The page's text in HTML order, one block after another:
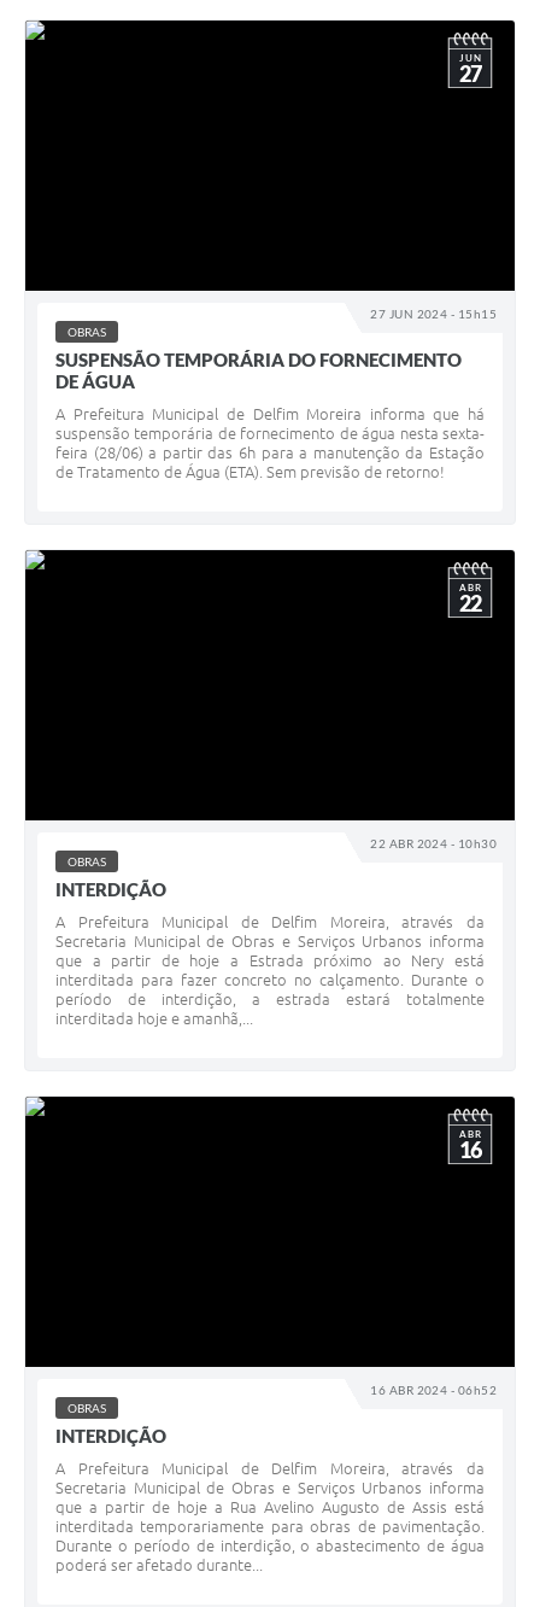
27 JUN 2024 - 15h15
JUN
27
OBRAS
SUSPENSÃO TEMPORÁRIA DO FORNECIMENTO
DE ÁGUA
A Prefeitura Municipal de Delfim Moreira informa que há
suspensão temporária de fornecimento de água nesta sexta-
feira (28/06) a partir das 6h para a manutenção da Estação
de Tratamento de Água (ETA). Sem previsão de retorno!
22 ABR 2024 - 10h30
ABR
22
OBRAS
INTERDIÇÃO
A Prefeitura Municipal de Delfim Moreira, através da
Secretaria Municipal de Obras e Serviços Urbanos informa
que a partir de hoje a Estrada próximo ao Nery está
interditada para fazer concreto no calçamento. Durante o
período de interdição, a estrada estará totalmente
interditada hoje e amanhã,...
16 ABR 2024 - 06h52
ABR
16
OBRAS
INTERDIÇÃO
A Prefeitura Municipal de Delfim Moreira, através da
Secretaria Municipal de Obras e Serviços Urbanos informa
que a partir de hoje a Rua Avelino Augusto de Assis está
interditada temporariamente para obras de pavimentação.
Durante o período de interdição, o abastecimento de água
poderá ser afetado durante...